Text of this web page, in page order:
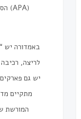
באמדורה יש
לריצה,
יש גם
המורשת